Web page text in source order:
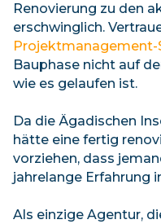
Renovierung zu den
erschwinglich.
Projektmanagement-
Bauphase nicht auf
wie es gelaufen ist.
Da die Ägadischen
hätte eine fertig
vorziehen, dass
jahrelange Erfahrung
Als einzige Agentur,